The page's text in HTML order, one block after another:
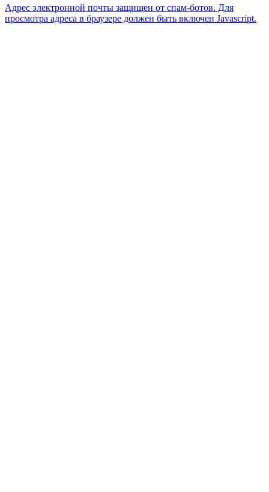
Адрес электронной почты защищен от спам-ботов. Для
просмотра адреса в браузере должен быть включен Javascript.